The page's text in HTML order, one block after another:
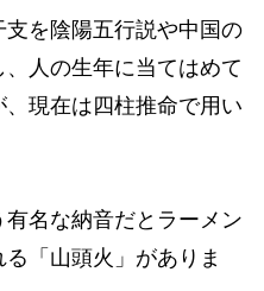
を陰陽五行説や中国の
人の生年に当てはめて
現在は四柱推命で用い
名な納音だとラーメン
「山頭火」がありま